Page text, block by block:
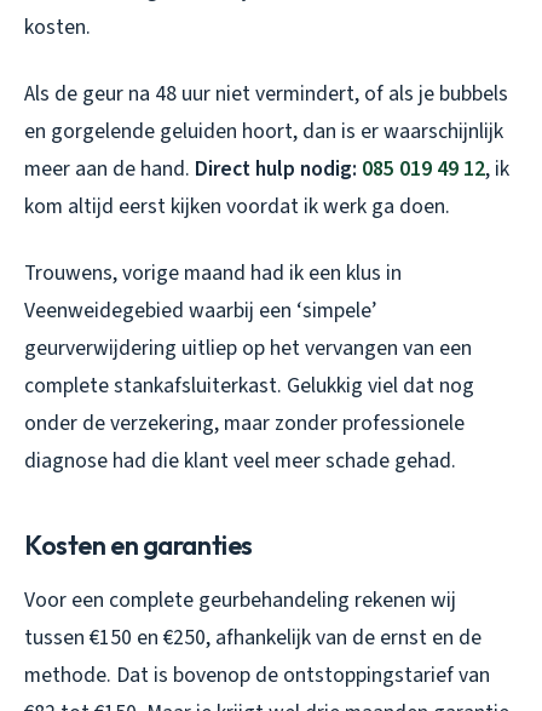
kosten.
Als de geur na 48 uur niet vermindert, of als je bubbels
en gorgelende geluiden hoort, dan is er waarschijnlijk
meer aan de hand. Direct hulp nodig: 085 019 49 12, ik
kom altijd eerst kijken voordat ik werk ga doen.
Trouwens, vorige maand had ik een klus in
Veenweidegebied waarbij een ‘simpele’
geurverwijdering uitliep op het vervangen van een
complete stankafsluiterkast. Gelukkig viel dat nog
onder de verzekering, maar zonder professionele
diagnose had die klant veel meer schade gehad.
Kosten en garanties
Voor een complete geurbehandeling rekenen wij
tussen €150 en €250, afhankelijk van de ernst en de
methode. Dat is bovenop de ontstoppingstarief van